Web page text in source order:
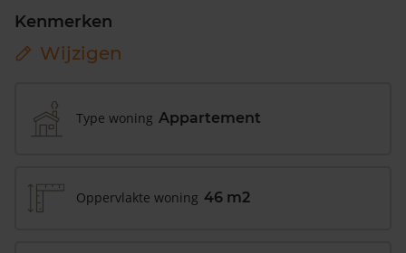
Kenmerken
Wijzigen
Type woning Appartement
Oppervlakte woning 46 m2